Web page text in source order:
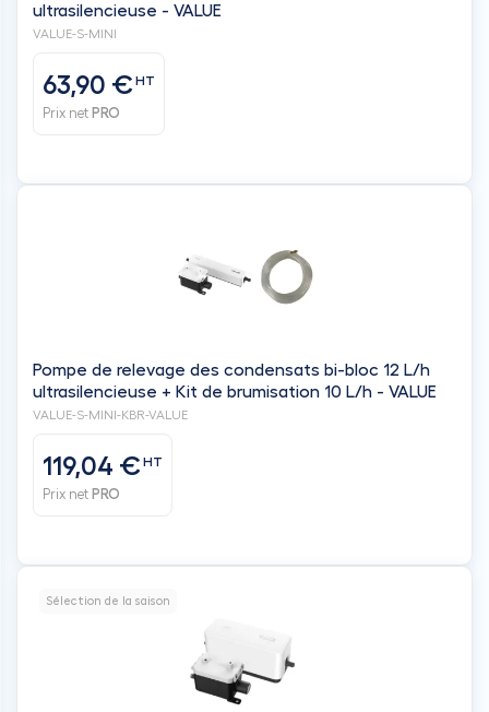
ultrasilencieuse - VALUE
VALUE-S-MINI
63,90 €HT
Prix net PRO
Pompe de relevage des condensats bi-bloc 12 L/h
ultrasilencieuse + Kit de brumisation 10 L/h - VALUE
VALUE-S-MINI-KBR-VALUE
119,04 €HT
Prix net PRO
Sélection de la saison